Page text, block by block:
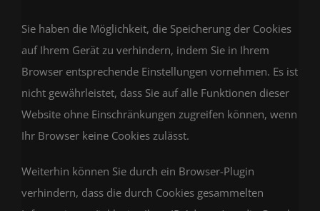
Sie haben die Möglichkeit, die Speicherung der Cookies
auf Ihrem Gerät zu verhindern, indem Sie in Ihrem
Browser entsprechende Einstellungen vornehmen. Es ist
nicht gewährleistet, dass Sie auf alle Funktionen dieser
Website ohne Einschränkungen zugreifen können, wenn
Ihr Browser keine Cookies zulässt.
Weiterhin können Sie durch ein Browser-Plugin
verhindern, dass die durch Cookies gesammelten